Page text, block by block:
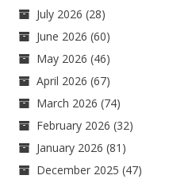
July 2026 (28)
June 2026 (60)
May 2026 (46)
April 2026 (67)
March 2026 (74)
February 2026 (32)
January 2026 (81)
December 2025 (47)